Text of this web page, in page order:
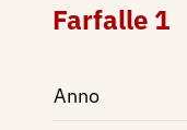
Farfalle 1
Anno